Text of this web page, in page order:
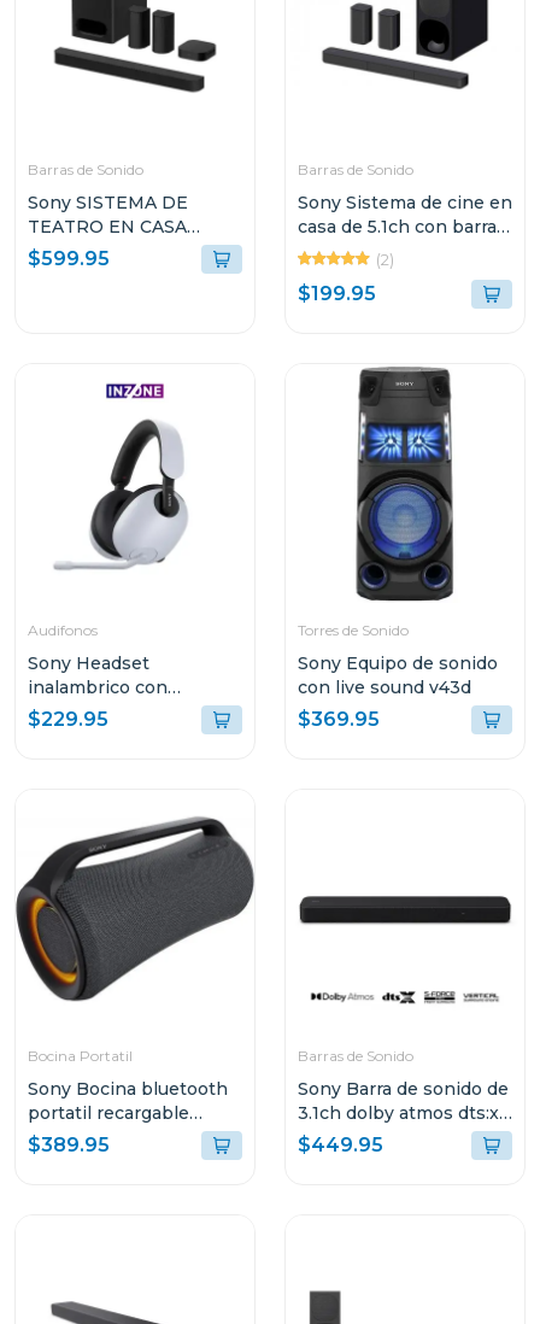
Barras de Sonido
Sony SISTEMA DE
TEATRO EN CASA
BRAVIA THEATRE
SYSTEM 6 CON 5.1
$599.95
Barras de Sonido
Sony Sistema de cine en
casa de 5.1ch con barra
de sonido s20r
(2)
$199.95
Audifonos
Sony Headset
inalambrico con
microfono inzone h7
whg700
$229.95
Torres de Sonido
Sony Equipo de sonido
con live sound v43d
$369.95
Bocina Portatil
Sony Bocina bluetooth
portatil recargable
xg500
$389.95
Barras de Sonido
Sony Barra de sonido de
3.1ch dolby atmos dts:x
s2000
$449.95